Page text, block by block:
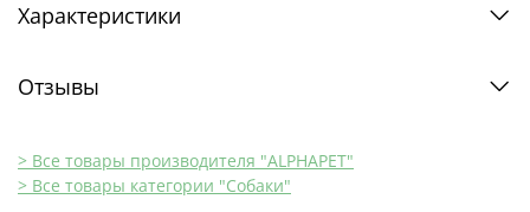
Характеристики
Отзывы
> Все товары производителя "ALPHAPET"
> Все товары категории "Собаки"